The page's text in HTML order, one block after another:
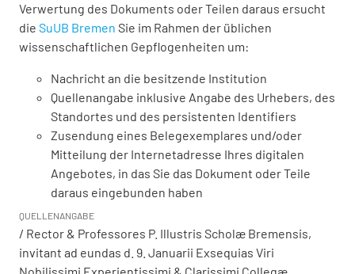
Verwertung des Dokuments oder Teilen daraus ersucht
die SuUB Bremen Sie im Rahmen der üblichen
wissenschaftlichen Gepflogenheiten um:
Nachricht an die besitzende Institution
Quellenangabe inklusive Angabe des Urhebers, des
Standortes und des persistenten Identifiers
Zusendung eines Belegexemplares und/oder
Mitteilung der Internetadresse Ihres digitalen
Angebotes, in das Sie das Dokument oder Teile
daraus eingebunden haben
QUELLENANGABE
/ Rector & Professores P. Illustris Scholæ Bremensis,
invitant ad eundas d. 9. Januarii Exsequias Viri